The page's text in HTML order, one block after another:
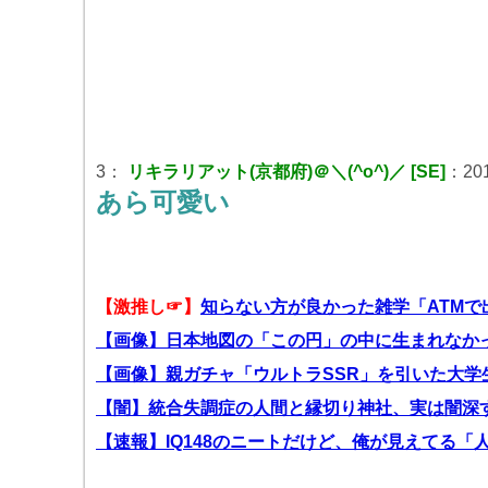
3： リキラリアット(京都府)＠＼(^o^)／ [SE] ：
あら可愛い
【激推し☞】 知らない方が良かった雑学「ATM
【画像】日本地図の「この円」の中に生まれな
【画像】親ガチャ「ウルトラSSR」を引いた大
【闇】統合失調症の人間と縁切り神社、実は闇
【速報】IQ148のニートだけど、俺が見えてる「